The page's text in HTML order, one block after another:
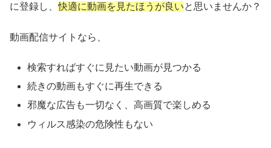
に登録し、快適に動画を見たほうが良いと思いませんか？
動画配信サイトなら、
検索すればすぐに見たい動画が見つかる
続きの動画もすぐに再生できる
邪魔な広告も一切なく、高画質で楽しめる
ウィルス感染の危険性もない